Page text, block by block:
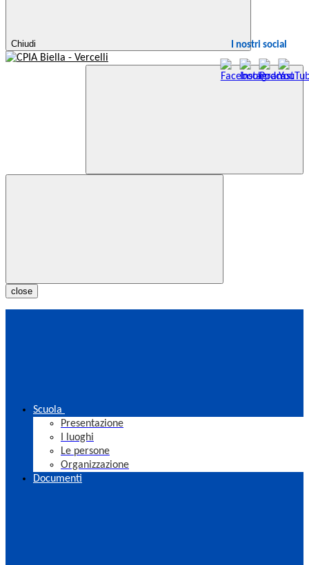
Chiudi I nostri social
close
Scuola
Presentazione
I luoghi
Le persone
Organizzazione
Documenti